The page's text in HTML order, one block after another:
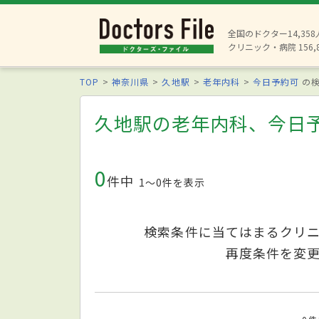
全国のドクター14,358
クリニック・病院
TOP 神奈川県 久地駅 老年内科 今日予約可 の
久地駅の老年内科、今日
0件中 1〜0件を表示
検索条件に当てはまるクリ
再度条件を変